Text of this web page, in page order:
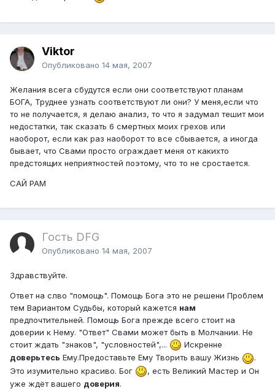
Viktor
Опубликовано 14 мая, 2007
Желания всега сбудутся если они соответствуют планам
БОГА, Труднее узнать соответствуют ли они? У меня,если что
то не получается, я делаю анализ, то что я задумал тешит мои
недостатки, так сказать 6 смертных моих грехов или
наоборот, если как раз наоборот то все сбывается, а иногда
бывает, что Свами просто ограждает меня от какихто
предстоящих неприятностей поэтому, что то не сростается.
САЙ РАМ
Гость DFG
Опубликовано 14 мая, 2007
Здравствуйте.
Ответ на слво "помощь". Помощь Бога это не решени Проблем
тем Вариантом Судьбы, который кажется нам
предпочтительней. Помощь Бога прежде всего стоит на
доверии к Нему. "Ответ" Свами может быть в Молчании. Не
стоит ждать "знаков", "условностей",...
Искренне
доверьтесь Ему.Предоставьте Ему Творить вашу Жизнь
.
Это изумительно красиво. Бог
, есть Великий Мастер и Он
уже ждёт вашего доверия.